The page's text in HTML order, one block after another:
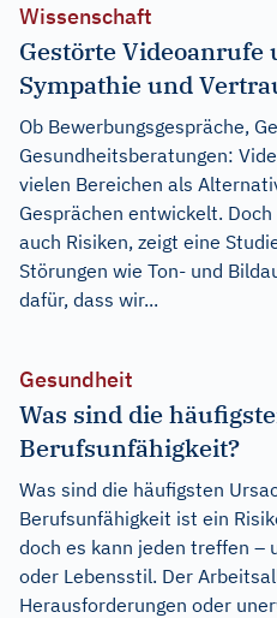
Wissenschaft
Gestörte Videoanrufe
Sympathie und
Ob Bewerbungsgespräche,
Gesundheitsberatungen:
vielen Bereichen als
Gesprächen entwickelt.
auch Risiken, zeigt eine
Störungen wie Ton- und
dafür, dass wir...
Gesundheit
Was sind die
Berufsunfähigkeit?
Was sind die häufigsten
Berufsunfähigkeit ist ein
doch es kann jeden treffen –
oder Lebensstil. Der
Herausforderungen oder